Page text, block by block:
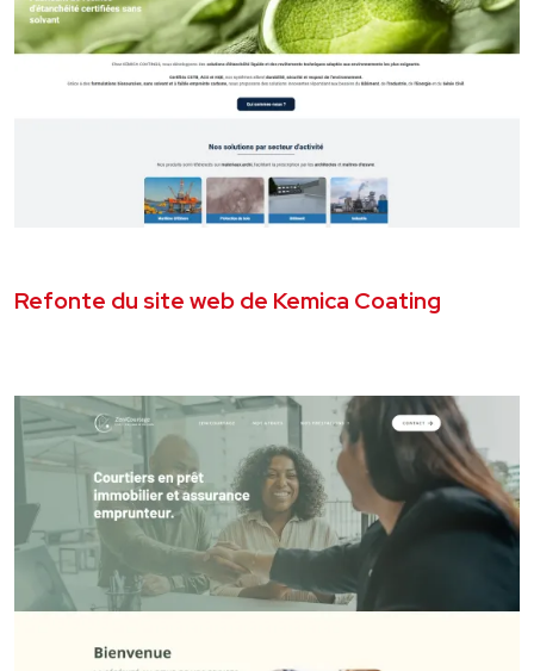
Refonte du site web de Kemica Coating